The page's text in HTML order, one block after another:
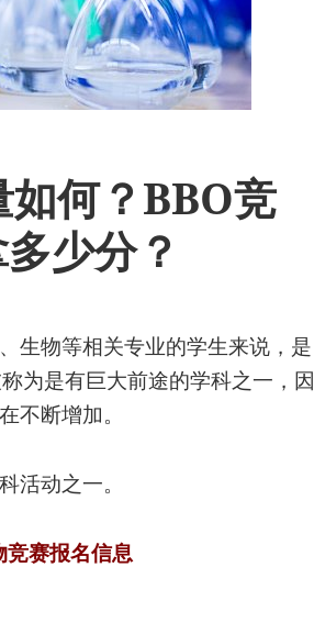
何？BBO竞
少分？
生物等相关专业的学生来说，是
为是有巨大前途的学科之一，因
不断增加。
活动之一。
赛报名信息